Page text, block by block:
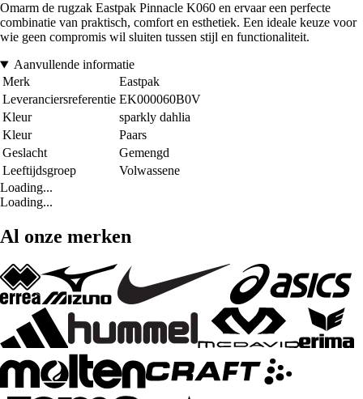
Omarm de rugzak Eastpak Pinnacle K060 en ervaar een perfecte
combinatie van praktisch, comfort en esthetiek. Een ideale keuze voor
wie geen compromis wil sluiten tussen stijl en functionaliteit.
Aanvullende informatie
Merk
Eastpak
Leveranciersreferentie EK000060B0V
Kleur
sparkly dahlia
Kleur
Paars
Geslacht
Gemengd
Leeftijdsgroep
Volwassene
Loading...
Loading...
Al onze merken